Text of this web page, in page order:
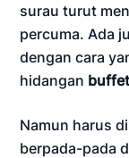
surau turut
percuma. Ada
dengan cara
hidangan
Namun harus
berpada-pada